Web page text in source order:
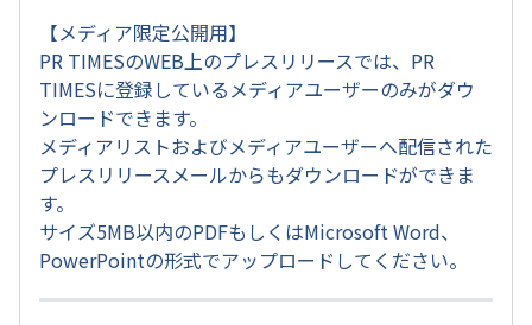
【メディア限定公開用】
PR TIMESのWEB上のプレスリリースでは、PR
TIMESに登録しているメディアユーザーのみがダウ
ンロードできます。
メディアリストおよびメディアユーザーへ配信された
プレスリリースメールからもダウンロードができま
す。
サイズ5MB以内のPDFもしくはMicrosoft Word、
PowerPointの形式でアップロードしてください。